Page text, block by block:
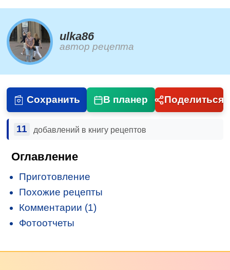
ulka86
автор рецепта
Сохранить В планер Поделиться
11 добавлений в книгу рецептов
Оглавление
Приготовление
Похожие рецепты
Комментарии (1)
Фотоотчеты